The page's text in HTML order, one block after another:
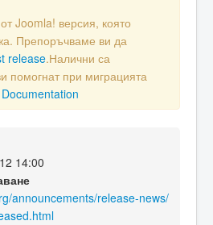
Joomla! версия, която
Препоръчваме ви да
release.Налични са
помогнат при миграцията
14:00
announcements/release-news/